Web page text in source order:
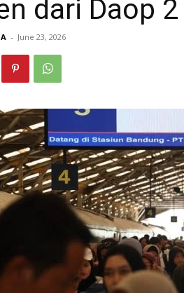
dari Daop
- June 23, 2026